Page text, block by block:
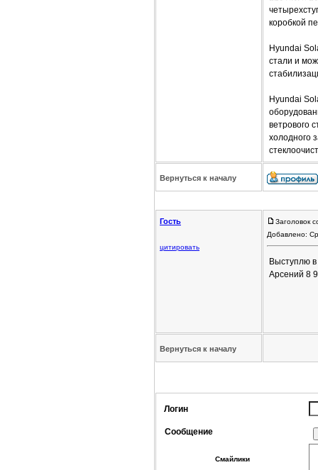
коробкой
Hyundai
стали и
Hyundai
ветрового
холодного
Вернуться к началу
Гость
цитировать
Заголовок
Добавлено:
Выступлю в
Арсений 8
Вернуться к началу
Логин
Сообщение
Смайлики